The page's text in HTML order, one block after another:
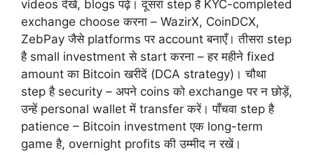
videos देखें, blogs पढ़ें। दूसरा step है KYC-completed
exchange choose करना – WazirX, CoinDCX,
ZebPay जैसे platforms पर account बनाएँ। तीसरा step
है small investment से start करना – हर महीने fixed
amount का Bitcoin खरीदें (DCA strategy)। चौथा
step है security – अपने coins को exchange पर न छोड़ें,
उन्हें personal wallet में transfer करें। पाँचवा step है
patience – Bitcoin investment एक long-term
game है, overnight profits की उम्मीद न रखें।